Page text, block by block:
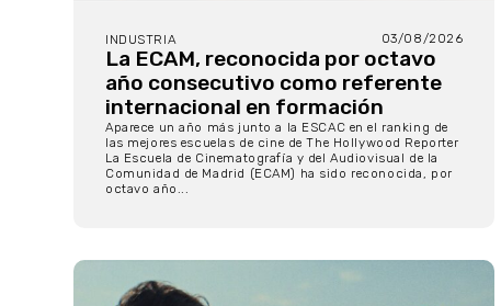
INDUSTRIA 03/08/2026
La ECAM, reconocida por octavo
año consecutivo como referente
internacional en formación
Aparece un año más junto a la ESCAC en el ranking de
las mejores escuelas de cine de The Hollywood Reporter
La Escuela de Cinematografía y del Audiovisual de la
Comunidad de Madrid (ECAM) ha sido reconocida, por
octavo año...